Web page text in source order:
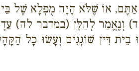
אַתֶּם, אוֹ שֶׁלֹּא הָיָה מֻפְלָא שֶׁל
ד) וְנֶאֱמַר לְהַלָּן (במדבר לה)
דִּין שׁוֹגְגִים וְעָשׂוּ כָל